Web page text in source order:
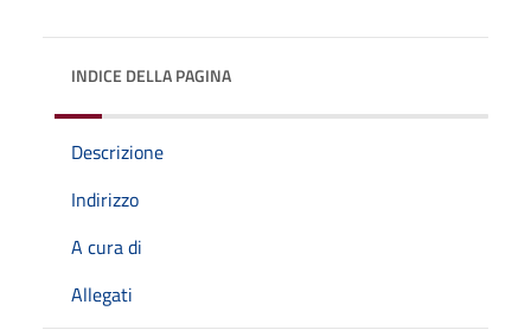
INDICE DELLA PAGINA
Descrizione
Indirizzo
A cura di
Allegati